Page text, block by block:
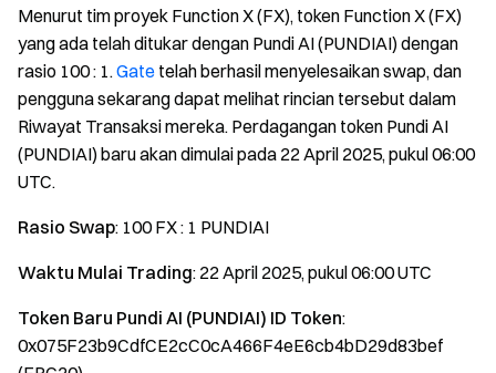
Menurut tim proyek Function X (FX), token Function X (FX)
yang ada telah ditukar dengan Pundi AI (PUNDIAI) dengan
rasio 100 : 1.Gate telah berhasil menyelesaikan swap, dan
pengguna sekarang dapat melihat rincian tersebut dalam
Riwayat Transaksi mereka. Perdagangan token Pundi AI
(PUNDIAI) baru akan dimulai pada 22 April 2025, pukul 06:00
UTC.
Rasio Swap: 100 FX : 1 PUNDIAI
Waktu Mulai Trading: 22 April 2025, pukul 06:00 UTC
Token Baru Pundi AI (PUNDIAI) ID Token:
0x075F23b9CdfCE2cC0cA466F4eE6cb4bD29d83bef